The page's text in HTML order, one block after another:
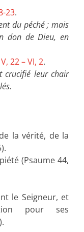
23.
du péché ; mais
don de Dieu, en
22 – VI, 2.
crucifié leur chair
la vérité, de la
(Psaume 44,
le Seigneur, et
pour ses